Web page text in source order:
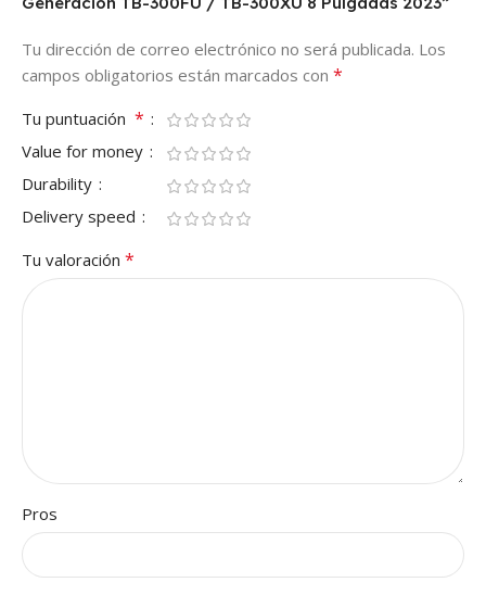
Tu dirección de correo electrónico no será publicada. Los
campos obligatorios están marcados con *
Tu puntuación *
Value for money
Durability
Delivery speed
Tu valoración *
Pros